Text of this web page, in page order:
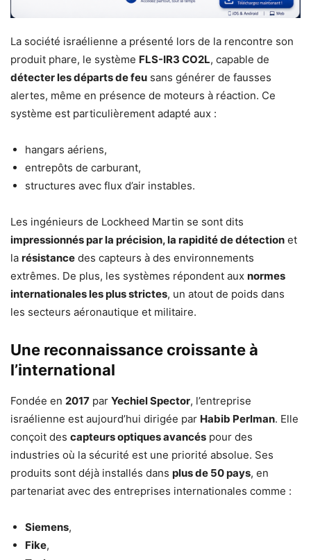
La société israélienne a présenté lors de la rencontre son
produit phare, le système FLS-IR3 CO2L, capable de
détecter les départs de feu sans générer de fausses
alertes, même en présence de moteurs à réaction. Ce
système est particulièrement adapté aux :
hangars aériens,
entrepôts de carburant,
structures avec flux d’air instables.
Les ingénieurs de Lockheed Martin se sont dits
impressionnés par la précision, la rapidité de détection et
la résistance des capteurs à des environnements
extrêmes. De plus, les systèmes répondent aux normes
internationales les plus strictes, un atout de poids dans
les secteurs aéronautique et militaire.
Une reconnaissance croissante à
l’international
Fondée en 2017 par Yechiel Spector, l’entreprise
israélienne est aujourd’hui dirigée par Habib Perlman. Elle
conçoit des capteurs optiques avancés pour des
industries où la sécurité est une priorité absolue. Ses
produits sont déjà installés dans plus de 50 pays, en
partenariat avec des entreprises internationales comme :
Siemens,
Fike,